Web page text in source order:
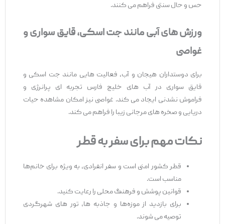
حس و حال سنتی فراهم می ‌کنند.
ورزش‌های آبی مانند جت‌اسکی، قایق‌سواری و
غواصی
برای دوستداران هیجان و آب، فعالیت ‌هایی مانند جت ‌اسکی و
قایق ‌سواری در آب ‌های خلیج فارس تجربه ‌ای پرانرژی و
فراموش‌ نشدنی ایجاد می ‌کند. غواصی نیز امکان مشاهده حیات
دریایی و صخره ‌های مرجانی زیبا را فراهم می ‌کند.
نکات مهم برای سفر به قطر
قطر کشور امنی است و سفر انفرادی، به ویژه برای خانم‌ها
مناسب است.
قوانین پوشش و فرهنگ محلی را رعایت کنید.
برای بازدید از موزه‌ها و جاذبه ‌ها، تور های شهرگردی
توصیه می ‌شوند.